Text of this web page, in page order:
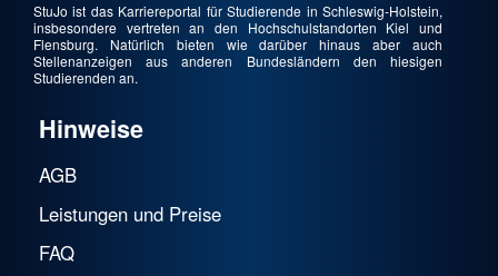
StuJo ist das Karriereportal für Studierende in Schleswig-Holstein,
insbesondere vertreten an den Hochschulstandorten Kiel und
Flensburg. Natürlich bieten wie darüber hinaus aber auch
Stellenanzeigen aus anderen Bundesländern den hiesigen
Studierenden an.
Hinweise
AGB
Leistungen und Preise
FAQ